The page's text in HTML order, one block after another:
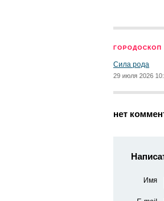
ГОРОДОСКОП
Сила рода
29 июля 2026
нет
Имя